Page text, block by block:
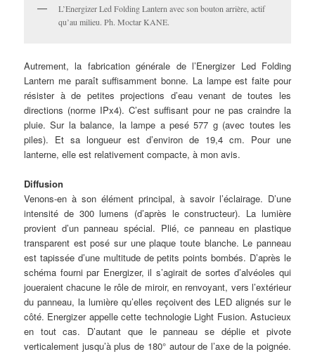
L’Energizer Led Folding Lantern avec son bouton arrière, actif
qu’au milieu. Ph. Moctar KANE.
Autrement, la fabrication générale de l’Energizer Led Folding
Lantern me paraît suffisamment bonne. La lampe est faite pour
résister à de petites projections d’eau venant de toutes les
directions (norme IPx4). C’est suffisant pour ne pas craindre la
pluie. Sur la balance, la lampe a pesé 577 g (avec toutes les
piles). Et sa longueur est d’environ de 19,4 cm. Pour une
lanterne, elle est relativement compacte, à mon avis.
Diffusion
Venons-en à son élément principal, à savoir l’éclairage. D’une
intensité de 300 lumens (d’après le constructeur). La lumière
provient d’un panneau spécial. Plié, ce panneau en plastique
transparent est posé sur une plaque toute blanche. Le panneau
est tapissée d’une multitude de petits points bombés. D’après le
schéma fourni par Energizer, il s’agirait de sortes d’alvéoles qui
joueraient chacune le rôle de miroir, en renvoyant, vers l’extérieur
du panneau, la lumière qu’elles reçoivent des LED alignés sur le
côté. Energizer appelle cette technologie Light Fusion. Astucieux
en tout cas. D’autant que le panneau se déplie et pivote
verticalement jusqu’à plus de 180° autour de l’axe de la poignée.